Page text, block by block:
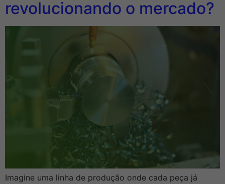
revolucionando o mercado?
Imagine uma linha de produção onde cada peça já